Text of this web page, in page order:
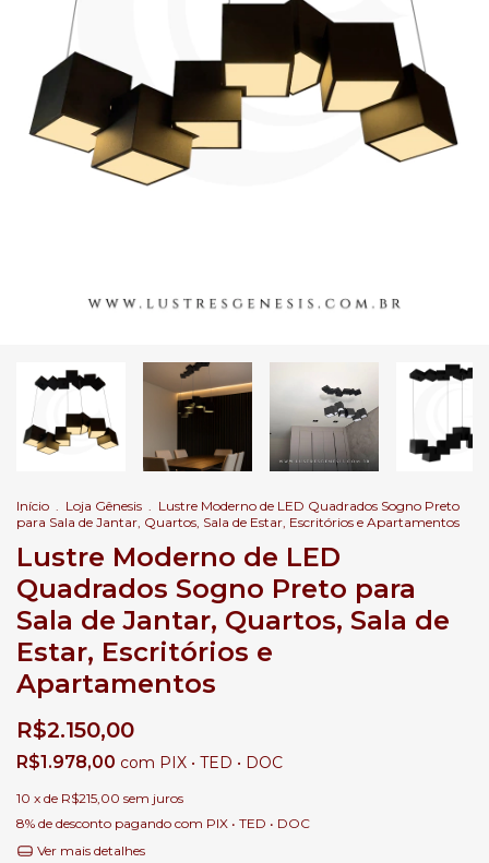
Início . Loja Gênesis . Lustre Moderno de LED Quadrados Sogno Preto
para Sala de Jantar, Quartos, Sala de Estar, Escritórios e Apartamentos
Lustre Moderno de LED
Quadrados Sogno Preto para
Sala de Jantar, Quartos, Sala de
Estar, Escritórios e
Apartamentos
R$2.150,00
R$1.978,00 com PIX • TED • DOC
10 x de R$215,00 sem juros
8% de desconto pagando com PIX • TED • DOC
Ver mais detalhes